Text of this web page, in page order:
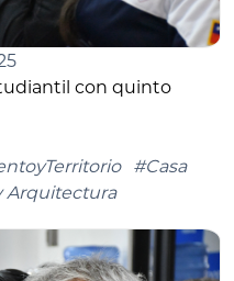
con quinto
#Casa
Arquitectura